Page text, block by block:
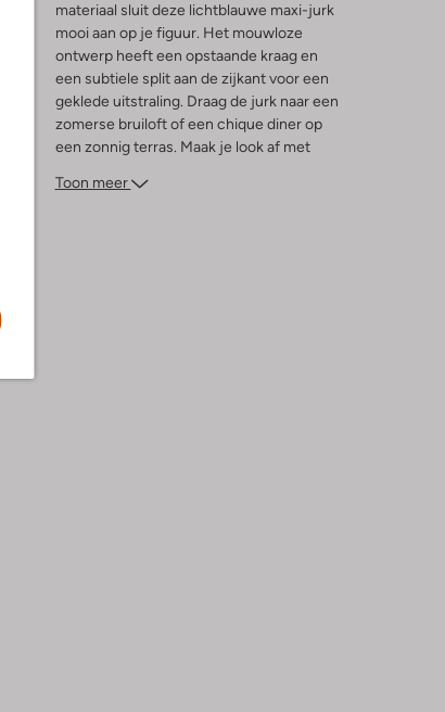
materiaal sluit deze lichtblauwe maxi-jurk
mooi aan op je figuur. Het mouwloze
ontwerp heeft een opstaande kraag en
een subtiele split aan de zijkant voor een
geklede uitstraling. Draag de jurk naar een
zomerse bruiloft of een chique diner op
een zonnig terras. Maak je look af met
Voel je zelfverzekerd en onweerstaanbaar.
Toon meer